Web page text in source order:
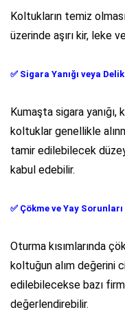
Koltukların temiz
üzerinde aşırı kir, leke
✅ Sigara Yanığı veya Delik
Kumaşta sigara yanığı,
koltuklar genellikle
tamir edilebilecek
kabul edebilir.
✅ Çökme ve Yay Sorunları
Oturma kısımlarında
koltuğun alım değerini
edilebilecekse bazı
değerlendirebilir.